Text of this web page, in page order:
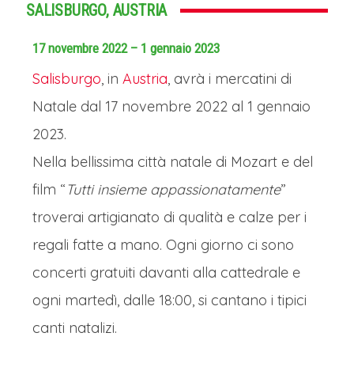
SALISBURGO, AUSTRIA
17 novembre 2022 – 1 gennaio 2023
Salisburgo, in Austria, avrà i mercatini di
Natale dal 17 novembre 2022 al 1 gennaio
2023.
Nella bellissima città natale di Mozart e del
film “ Tutti insieme appassionatamente”
troverai artigianato di qualità e calze per i
regali fatte a mano. Ogni giorno ci sono
concerti gratuiti davanti alla cattedrale e
ogni martedì, dalle 18:00, si cantano i tipici
canti natalizi.